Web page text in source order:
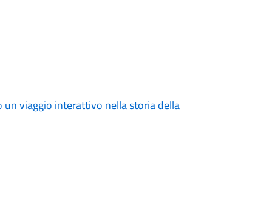
un viaggio interattivo nella storia della